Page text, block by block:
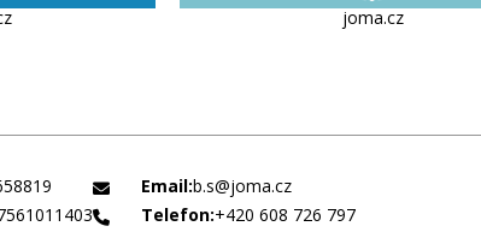
joma.cz
Email:b.s@joma.cz
Telefon:+420 608 726 797